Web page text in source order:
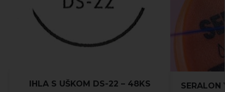
IHLA S UŠKOM DS-22 – 48KS